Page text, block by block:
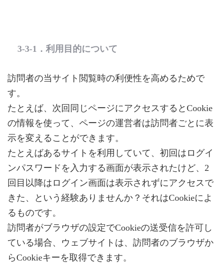
3-3-1．利用目的について
訪問者の当サイト閲覧時の利便性を高めるためで
す。
たとえば、次回同じページにアクセスするとCookie
の情報を使って、ページの運営者は訪問者ごとに表
示を変えることができます。
たとえばあるサイトを利用していて、初回はログイ
ンパスワードを入力する画面が表示されたけど、2
回目以降はログイン画面は表示されずにアクセスで
きた、という経験ありませんか？それはCookieによ
るものです。
訪問者がブラウザの設定でCookieの送受信を許可し
ている場合、ウェブサイトは、訪問者のブラウザか
らCookieキーを取得できます。